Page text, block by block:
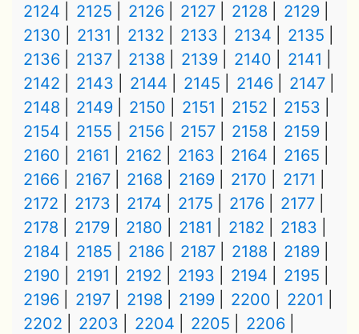
2124 2125 2126 2127 2128
2129
2130
2131 2132 2133 2134
2135
2136
2137 2138 2139 2140
2141
2142
2143 2144 2145 2146
2147
2148
2149 2150 2151 2152
2153
2154
2155 2156 2157 2158
2159
2160
2161 2162 2163 2164
2165
2166
2167 2168 2169 2170
2171
2172
2173 2174 2175 2176
2177
2178
2179 2180 2181 2182
2183
2184
2185 2186 2187 2188
2189
2190
2191 2192 2193 2194
2195
2196
2197 2198 2199 2200
2201
2202
2203 2204 2205
2206